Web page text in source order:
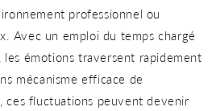
professionnel ou
Avec un emploi du temps chargé
les émotions traversent rapidement
mécanisme efficace de
, ces fluctuations peuvent devenir